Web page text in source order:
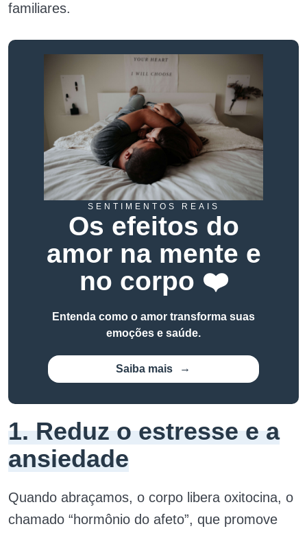
familiares.
SENTIMENTOS REAIS
Os efeitos do
amor na mente e
no corpo ❤️
Entenda como o amor transforma suas
emoções e saúde.
Saiba mais
1. Reduz o estresse e a
ansiedade
Quando abraçamos, o corpo libera oxitocina, o
chamado “hormônio do afeto”, que promove